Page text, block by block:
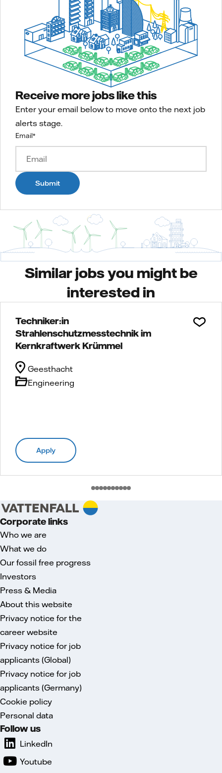
Receive more jobs like this
Enter your email below to move onto the next job
alerts stage.
Email*
Submit
Similar jobs you might be
interested in
Techniker:in
Strahlenschutzmesstechnik im
Kernkraftwerk Krümmel
Engineering
Geesthacht
Apply
Corporate links
Who we are
What we do
Our fossil free progress
Investors
Press & Media
About this website
Privacy notice for the
career website
Privacy notice for job
applicants (Global)
Privacy notice for job
applicants (Germany)
Cookie policy
Personal data
Follow us
LinkedIn
Youtube